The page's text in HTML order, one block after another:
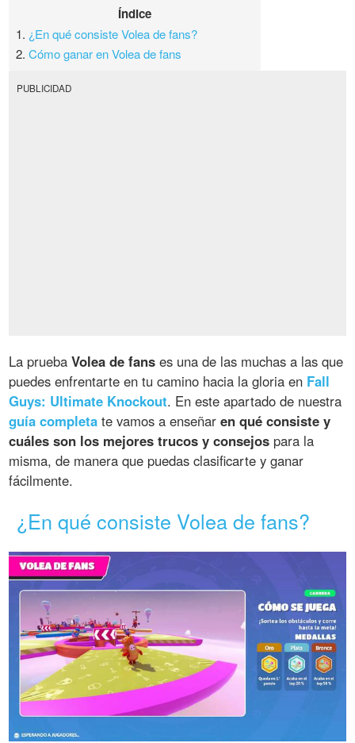
Índice
1. ¿En qué consiste Volea de fans?
2.Cómo ganar en Volea de fans
PUBLICIDAD
La pruebaVolea de fans es una de las muchas a las que
puedes enfrentarte en tu camino hacia la gloria en Fall
Guys: Ultimate Knockout. En este apartado de nuestra
guía completa te vamos a enseñaren qué consiste y
cuáles son los mejores trucos y consejos para la
misma, de manera que puedas clasificarte y ganar
fácilmente.
¿En qué consiste Volea de fans?